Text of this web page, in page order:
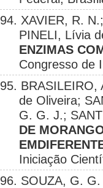
94. XAVIER, R.
PINELI, Lívia
ENZIMAS
Congresso de
95. BRASILEIRO,
de Oliveira;
G. G. J.;
DE
Iniciação
96. SOUZA, G.